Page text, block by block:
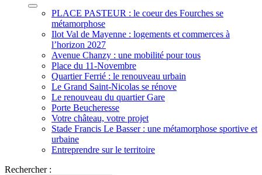
PLACE PASTEUR : le coeur des Fourches se
métamorphose
Ilot Val de Mayenne : logements et commerces à
l’horizon 2027
Avenue Chanzy : une mobilité pour tous
Place du 11-Novembre
Quartier Ferrié : le renouveau urbain
Le Grand Saint-Nicolas se rénove
Le renouveau du quartier Gare
Porte Beucheresse
Votre château, votre projet
Stade Francis Le Basser : une métamorphose sportive et
urbaine
Entreprendre sur le territoire
Rechercher :